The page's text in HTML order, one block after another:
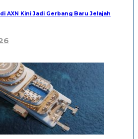
AXN Kini Jadi Gerbang Baru Jelajah